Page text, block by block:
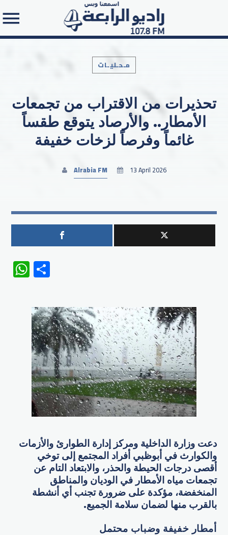
Search in the website:
مـحـليـات
تحذيرات من الاقتراب من تجمعات
الأمطار.. والأرصاد يتوقع طقساً
غائماً وفرصاً لزخات خفيفة
Alrabia FM 13 April 2026
WhatsApp
دعت وزارة الداخلية ومركز إدارة الطوارئ والأزمات
والكوارث في أبوظبي أفراد المجتمع إلى توخي
أقصى درجات الحيطة والحذر، والابتعاد التام عن
تجمعات مياه الأمطار في الوديان والمناطق
المنخفضة، مؤكدة على ضرورة تجنب أي أنشطة
بالقرب منها لضمان سلامة الجميع.
أمطار خفيفة وضباب محتمل